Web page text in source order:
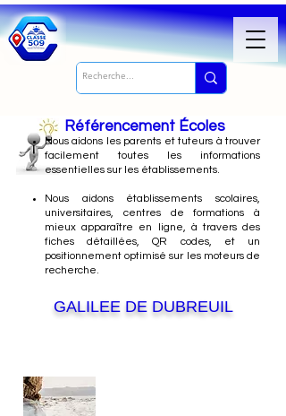
Référencement Écoles
Nousaidons les parents et tuteurs à trouver
facilement toutes les informations
essentielles sur les établissements.
Nous aidons établissements scolaires,
universitaires, centres de formations à
mieux apparaître en ligne, à travers des
fiches détaillées, QR codes, et un
positionnement optimisé sur les moteurs de
recherche.
GALILEE DE DUBREUIL